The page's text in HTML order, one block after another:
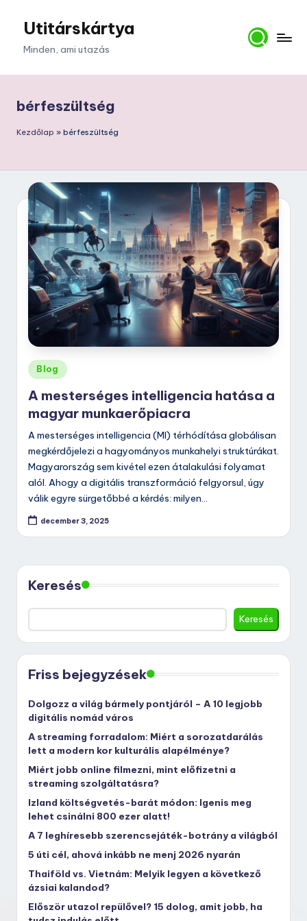
Utitárskártya
Minden, ami utazás
bérfeszültség
Kezdőlap » bérfeszültség
Posted
in
Blog
A mesterséges intelligencia hatása a
magyar munkaerőpiacra
A mesterséges intelligencia (MI) térhódítása globálisan
megkérdőjelezi a hagyományos munkahelyi struktúrákat.
Magyarország sem kivétel ezen átalakulási folyamat
alól. Ahogy a digitális transzformáció felgyorsul, úgy
válik egyre sürgetőbbé a kérdés: milyen…
december 3, 2025
Keresés
Keresés
Friss bejegyzések
Dolgozz a világ bármely pontjáról – A 10 legjobb
digitális nomád város
A streaming forradalom: Miért a sorozatdarálás
lett a modern kor kulturális alapélménye?
Miért jobb online filmezni, mint előfizetni a
streaming szolgáltatásra?
Izland költségvetés-barát módon: Igenis meg
lehet csinálni 800 ezer alatt!
A 7 leghíresebb szerencsejáték-botrány a világból
5 úti cél, ahová inkább ne menj 2026 nyarán
Thaiföld vs. Vietnám: Melyik legyen a következő
ázsiai kalandod?
Először utazol repülővel? 15 dolog, amit jobb, ha